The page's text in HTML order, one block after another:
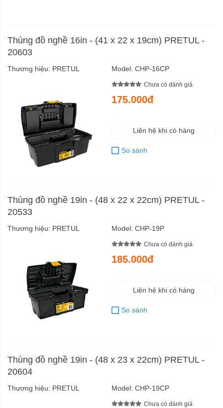
Thùng đồ nghề 16in - (41 x 22 x 19cm) PRETUL -
20603
Thương hiệu: PRETUL Model: CHP-16CP
Chưa có đánh giá
175.000đ
Liên hệ khi có hàng
So sánh
Thùng đồ nghề 19in - (48 x 22 x 22cm) PRETUL -
20533
Thương hiệu: PRETUL Model: CHP-19P
Chưa có đánh giá
185.000đ
Liên hệ khi có hàng
So sánh
Thùng đồ nghề 19in - (48 x 23 x 22cm) PRETUL -
20604
Thương hiệu: PRETUL Model: CHP-19CP
Chưa có đánh giá